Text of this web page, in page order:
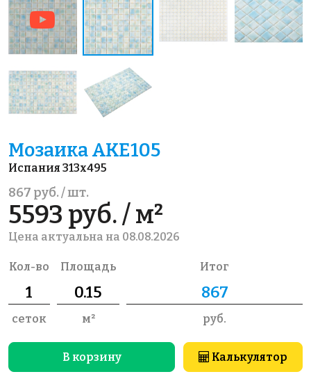
Мозаика AKE105
Испания 313x495
867 руб. / шт.
5593 руб. / м²
Цена актуальна на 08.08.2026
Кол-во
сеток
Площадь
м²
Итог
руб.
В корзину Калькулятор